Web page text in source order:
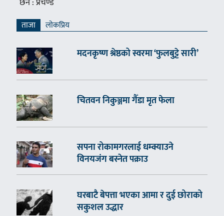
ताजा लाेकप्रिय
मदनकृष्ण श्रेष्ठको स्वरमा ‘फुलबुट्टे सारी’
चितवन निकुञ्जमा गैँडा मृत फेला
सपना रोकामगरलाई धम्क्याउने
विनयजंग बस्नेत पक्राउ
घरबाटै बेपत्ता भएका आमा र दुई छोराको
सकुशल उद्धार